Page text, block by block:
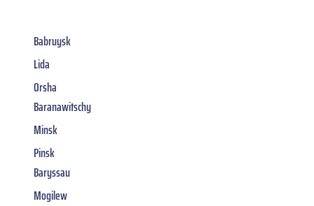
Babruysk
Lida
Orsha
Baranawitschy
Minsk
Pinsk
Baryssau
Mogilew